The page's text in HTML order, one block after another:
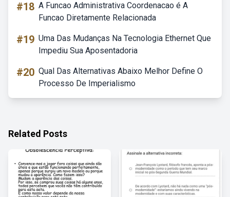
#18 A Funcao Administrativa Coordenacao é A
Funcao Diretamente Relacionada
#19 Uma Das Mudanças Na Tecnologia Ethernet Que
Impediu Sua Aposentadoria
#20 Qual Das Alternativas Abaixo Melhor Define O
Processo De Imperialismo
Related Posts